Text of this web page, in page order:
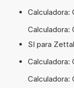
Calculadora:
Calculadora:
SI para
Calculadora:
Calculadora: